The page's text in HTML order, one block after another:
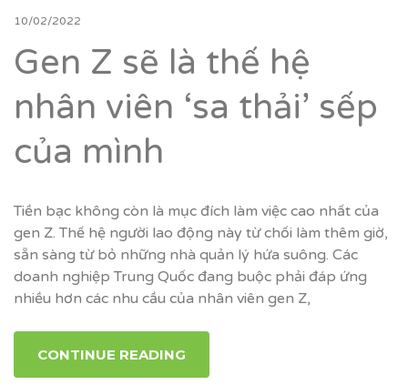
10/02/2022
Gen Z sẽ là thế hệ
nhân viên ‘sa thải’ sếp
của mình
Tiền bạc không còn là mục đích làm việc cao nhất của
gen Z. Thế hệ người lao động này từ chối làm thêm giờ,
sẵn sàng từ bỏ những nhà quản lý hứa suông. Các
doanh nghiệp Trung Quốc đang buộc phải đáp ứng
nhiều hơn các nhu cầu của nhân viên gen Z,
CONTINUE READING